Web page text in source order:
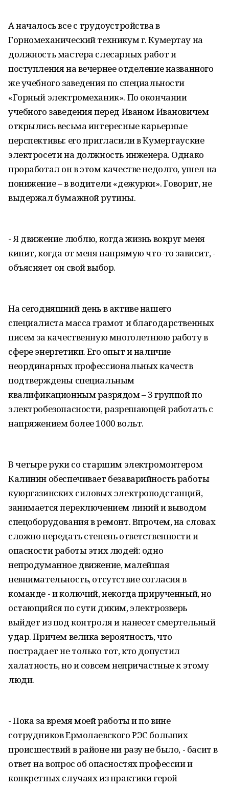
А началось все с трудоустройства в
Горномеханический техникум г. Кумертау на
должность мастера слесарных работ и
поступления на вечернее отделение названного
же учебного заведения по специальности
«Горный электромеханик». По окончании
учебного заведения перед Иваном Ивановичем
открылись весьма интересные карьерные
перспективы: его пригласили в Кумертауские
электросети на должность инженера. Однако
проработал он в этом качестве недолго, ушел на
понижение – в водители «дежурки». Говорит, не
выдержал бумажной рутины.
- Я движение люблю, когда жизнь вокруг меня
кипит, когда от меня напрямую что-то зависит, -
объясняет он свой выбор.
На сегодняшний день в активе нашего
специалиста масса грамот и благодарственных
писем за качественную многолетнюю работу в
сфере энергетики. Его опыт и наличие
неординарных профессиональных качеств
подтверждены специальным
квалификационным разрядом – 3 группой по
электробезопасности, разрешающей работать с
напряжением более 1000 вольт.
В четыре руки со старшим электромонтером
Калинин обеспечивает безаварийность работы
куюргазинских силовых электроподстанций,
занимается переключением линий и выводом
спецоборудования в ремонт. Впрочем, на словах
сложно передать степень ответственности и
опасности работы этих людей: одно
непродуманное движение, малейшая
невнимательность, отсутствие согласия в
команде - и колючий, некогда прирученный, но
остающийся по сути диким, электрозверь
выйдет из под контроля и нанесет смертельный
удар. Причем велика вероятность, что
пострадает не только тот, кто допустил
халатность, но и совсем непричастные к этому
люди.
- Пока за время моей работы и по вине
сотрудников Ермолаевского РЭС больших
происшествий в районе ни разу не было, - басит в
ответ на вопрос об опасностях профессии и
конкретных случаях из практики герой